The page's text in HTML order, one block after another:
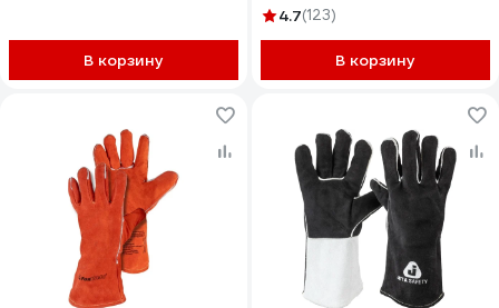
В корзину
JWK-502-L
4.7(123)
В корзину